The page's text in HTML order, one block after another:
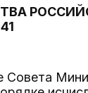
Совета